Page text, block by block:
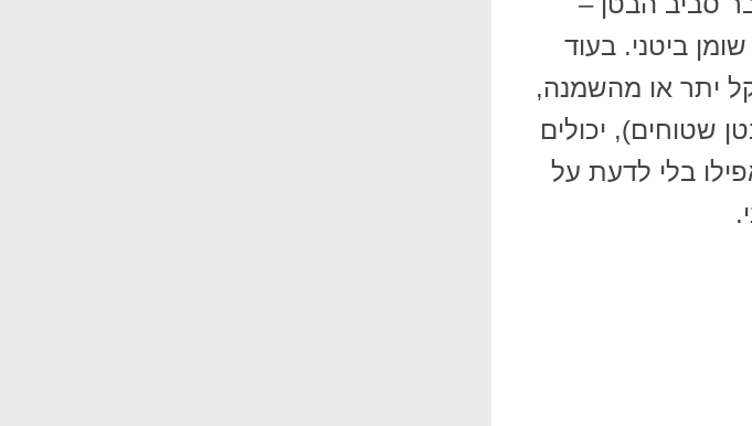
ביטני. בעוד
יתר או מהשמנה,
שטוחים), יכולים
בלי לדעת על